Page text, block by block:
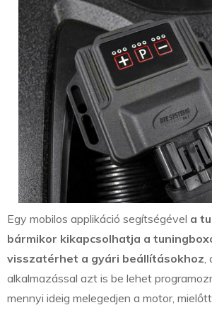
Egy mobilos applikáció segítségével a
bármikor kikapcsolhatja a
visszatérhet a gyári beállításokhoz,
alkalmazással azt is be lehet
mennyi ideig melegedjen a motor,